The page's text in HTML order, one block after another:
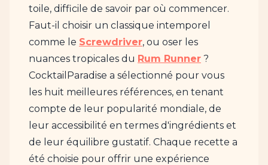
toile, difficile de savoir par où commencer.
Faut-il choisir un classique intemporel
comme le Screwdriver, ou oser les
nuances tropicales du Rum Runner ?
CocktailParadise a sélectionné pour vous
les huit meilleures références, en tenant
compte de leur popularité mondiale, de
leur accessibilité en termes d'ingrédients et
de leur équilibre gustatif. Chaque recette a
été choisie pour offrir une expérience